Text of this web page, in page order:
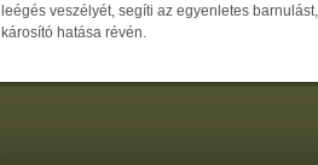
leégés veszélyét, segíti az egyenletes
károsító hatása révén.